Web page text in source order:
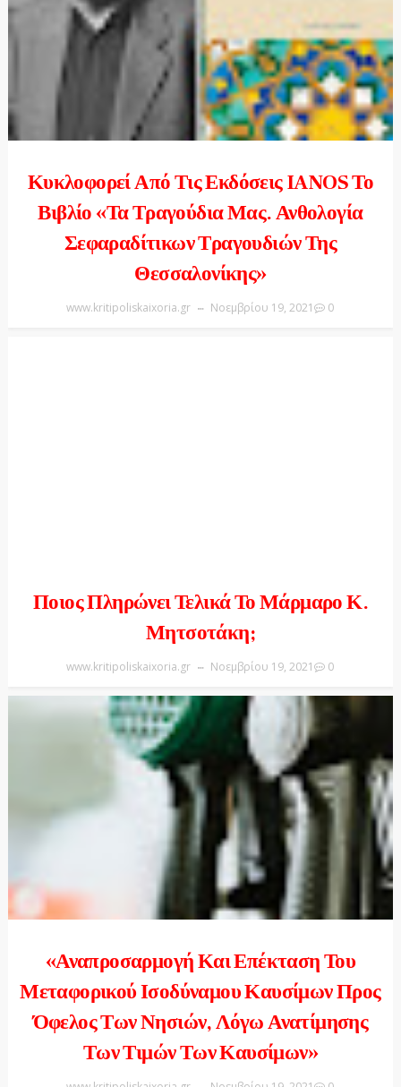
Κυκλοφορεί Από Τις Εκδόσεις IANOS Το
Βιβλίο «Τα Τραγούδια Μας. Ανθολογία
Σεφαραδίτικων Τραγουδιών Της
Θεσσαλονίκης»
www.kritipoliskaixoria.gr Νοεμβρίου 19, 2021 0
Ποιος Πληρώνει Τελικά Το Μάρμαρο Κ.
Μητσοτάκη;
www.kritipoliskaixoria.gr Νοεμβρίου 19, 2021 0
«Αναπροσαρμογή Και Επέκταση Του
Μεταφορικού Ισοδύναμου Καυσίμων Προς
Όφελος Των Νησιών, Λόγω Ανατίμησης
Των Τιμών Των Καυσίμων»